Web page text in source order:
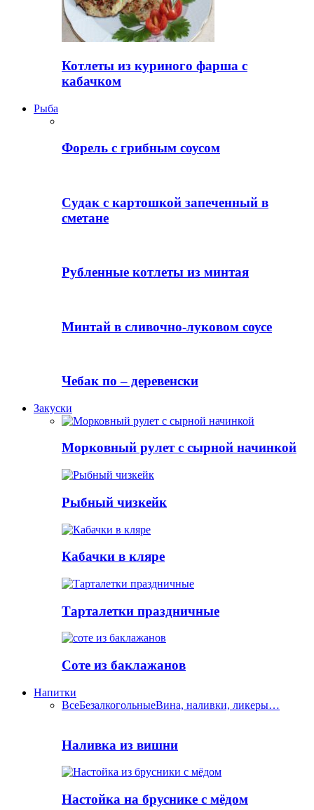
Котлеты из куриного фарша с
кабачком
Рыба
Форель с грибным соусом
Судак с картошкой запеченный в
сметане
Рубленные котлеты из минтая
Минтай в сливочно-луковом соусе
Чебак по – деревенски
Закуски
Морковный рулет с сырной начинкой
Рыбный чизкейк
Кабачки в кляре
Тарталетки праздничные
Соте из баклажанов
Напитки
ВсеБезалкогольныеВина, наливки, ликеры…
Наливка из вишни
Настойка на бруснике с мёдом